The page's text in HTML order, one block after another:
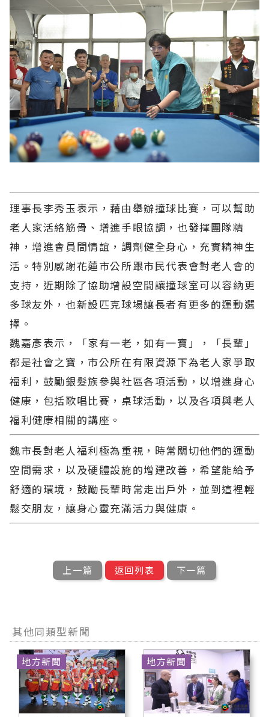
理事長李秀玉表示，藉由舉辦撞球比賽，可以幫助
老人家活絡筋骨、增進手眼協調，也發揮團隊精
神，增進會員間情誼，調劑健全身心，充實精神生
活。特別感謝花蓮市公所跟市民代表會對老人會的
支持，近期除了協助增設空間讓撞球室可以容納更
多球友外，也新設匹克球場讓長者有更多的運動選
擇。
魏嘉彥表示，「家有一老，如有一寶」，「長輩」
都是社會之寶，市公所在有限資源下為老人家爭取
福利，鼓勵銀髮族參與社區各項活動，以增進身心
健康，包括歌唱比賽，桌球活動，以及各項與老人
福利健康相關的講座。
魏市長對老人福利極為重視，時常關切他們的運動
空間需求，以及硬體設施的增建改善，希望能給予
舒適的環境，鼓勵長輩時常走出戶外，並到這裡輕
鬆交朋友，讓身心靈充滿活力與健康。
上一篇 返回列表 下一篇
其他同類型新聞
地方新聞 地方新聞